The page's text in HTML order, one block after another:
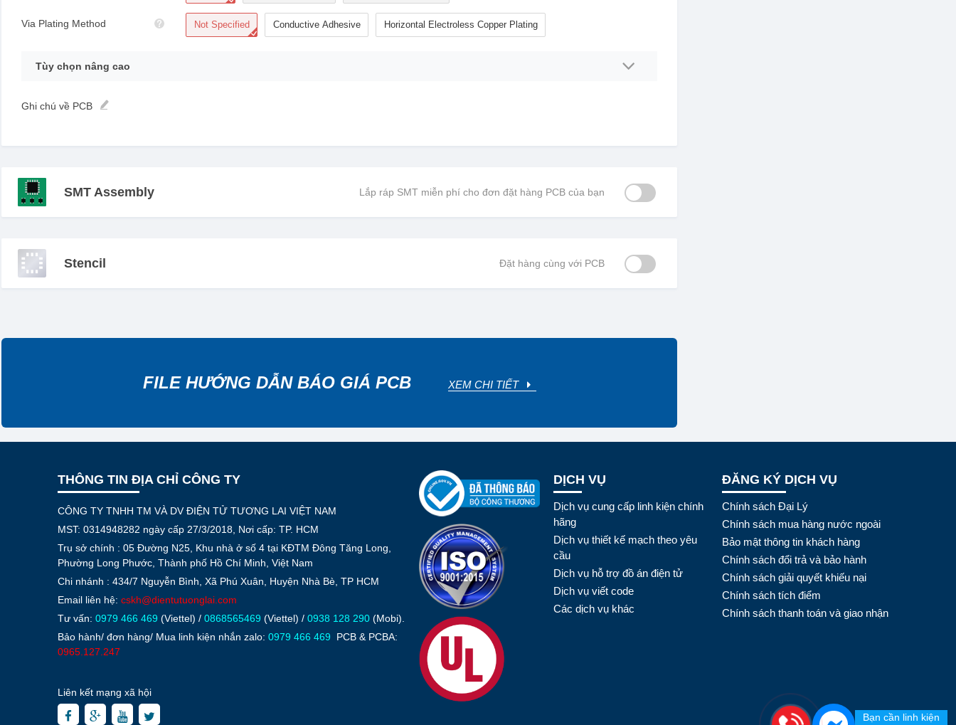
Via Plating Method Not Specified Conductive Adhesive Horizontal Electroless Copper Plating
Tùy chọn nâng cao
Ghi chú về PCB
SMT Assembly Lắp ráp SMT miễn phí cho đơn đặt hàng PCB của bạn
Stencil Đặt hàng cùng với PCB
FILE HƯỚNG DẪN BÁO GIÁ PCB XEM CHI TIẾT
THÔNG TIN ĐỊA CHỈ CÔNG TY
CÔNG TY TNHH TM VÀ DV ĐIỆN TỬ TƯƠNG LAI VIỆT NAM
MST: 0314948282 ngày cấp 27/3/2018, Nơi cấp: TP. HCM
Trụ sở chính : 05 Đường N25, Khu nhà ở số 4 tại KĐTM Đông Tăng Long,
Phường Long Phước, Thành phố Hồ Chí Minh, Việt Nam
Chi nhánh : 434/7 Nguyễn Bình, Xã Phú Xuân, Huyện Nhà Bè, TP HCM
Email liên hệ: cskh@dientutuonglai.com
Tư vấn: 0979 466 469 (Viettel) / 0868565469 (Viettel) / 0938 128 290 (Mobi).
Bảo hành/ đơn hàng/ Mua linh kiện nhắn zalo: 0979 466 469
PCB & PCBA:
0965.127.247
Liên kết mạng xã hội
DỊCH VỤ
Dịch vụ cung cấp linh kiện chính
hãng
Dịch vụ thiết kế mạch theo yêu
cầu
Dịch vụ hỗ trợ đồ án điện tử
Dịch vụ viết code
Các dịch vụ khác
ĐĂNG KÝ DỊCH VỤ
Chính sách Đại Lý
Chính sách mua hàng nước ngoài
Bảo mật thông tin khách hàng
Chính sách đổi trả và bảo hành
Chính sách giải quyết khiếu nại
Chính sách tích điểm
Chính sách thanh toán và giao nhận
Bạn cần linh kiện